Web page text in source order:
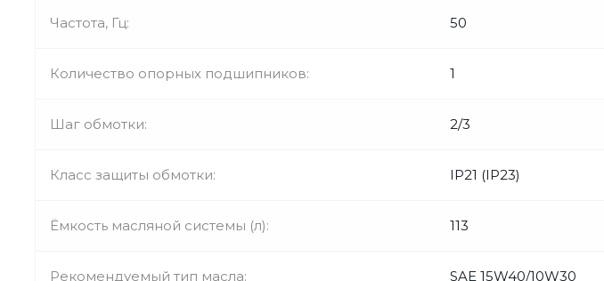
Частота, Гц: 50
Количество опорных подшипников: 1
Шаг обмотки: 2/3
Класс защиты обмотки: IP21 (IP23)
Ёмкость масляной системы (л): 113
Рекомендуемый тип масла: SAE 15W40/10W30